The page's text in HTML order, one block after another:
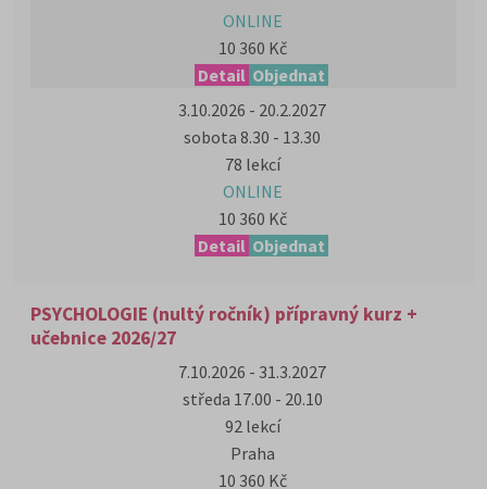
ONLINE
10 360 Kč
Detail Objednat
3.10.2026 - 20.2.2027
sobota 8.30 - 13.30
78 lekcí
ONLINE
10 360 Kč
Detail Objednat
PSYCHOLOGIE (nultý ročník) přípravný kurz +
učebnice 2026/27
7.10.2026 - 31.3.2027
středa 17.00 - 20.10
92 lekcí
Praha
10 360 Kč